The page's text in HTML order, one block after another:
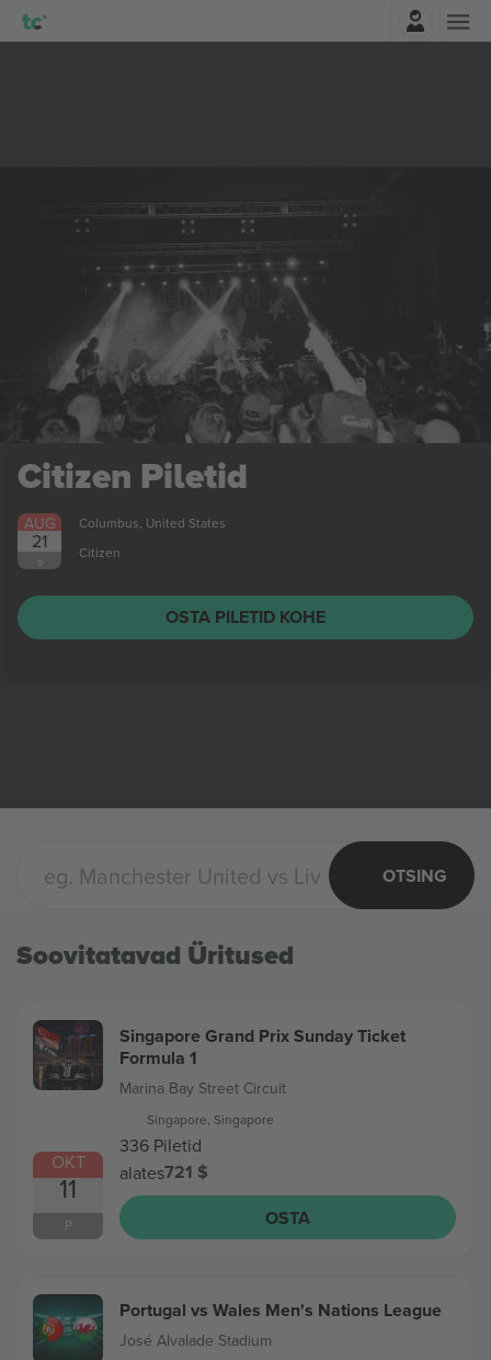
Citizen Piletid
AUG
21
R
Columbus, United States
Citizen
OSTA PILETID KOHE
OTSING
Soovitatavad Üritused
OKT
11
P
Singapore Grand Prix Sunday Ticket
Formula 1
Marina Bay Street Circuit
Singapore, Singapore
336 Piletid
alates721 $
OSTA
Portugal vs Wales Men's Nations League
José Alvalade Stadium